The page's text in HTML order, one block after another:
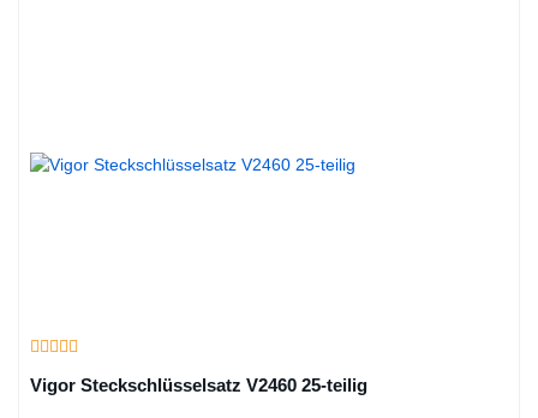
Vigor Steckschlüsselsatz V2460 25-teilig